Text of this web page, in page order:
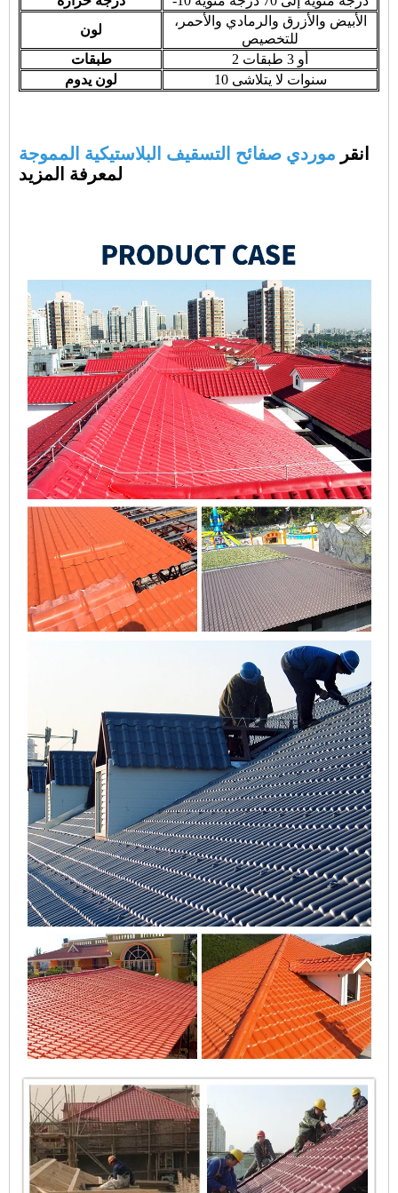
لون
الأبيض والأزرق والرمادي والأحمر،
للتخصيص
طبقات
2 أو 3 طبقات
لون يدوم
10 سنوات لا يتلاشى
انقر موردي صفائح التسقيف البلاستيكية المموجة
لمعرفة المزيد